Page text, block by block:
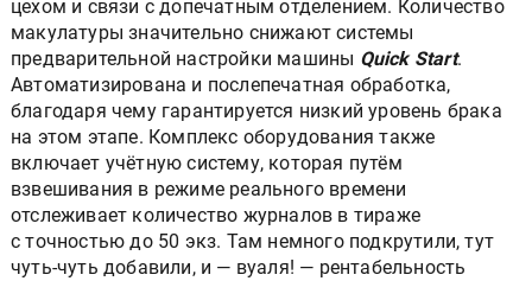
цехом и связи с допечатным отделением. Количество
макулатуры значительно снижают системы
предварительной настройки машины Quick Start.
Автоматизирована и послепечатная обработка,
благодаря чему гарантируется низкий уровень брака
на этом этапе. Комплекс оборудования также
включает учётную систему, которая путём
взвешивания в режиме реального времени
отслеживает количество журналов в тираже
с точностью до 50 экз. Там немного подкрутили, тут
чуть-чуть добавили, и — вуаля! — рентабельность